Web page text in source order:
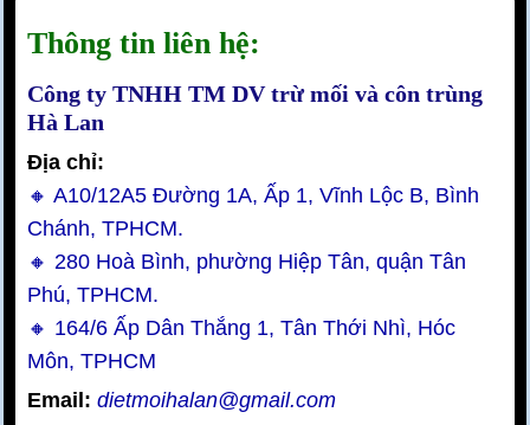
Thông tin liên hệ:
Công ty TNHH TM DV trừ mối và côn trùng
Hà Lan
Địa chỉ:
🔸 A10/12A5 Đường 1A, Ấp 1, Vĩnh Lộc B, Bình
Chánh, TPHCM.
🔸 280 Hoà Bình, phường Hiệp Tân, quận Tân
Phú, TPHCM.
🔸 164/6 Ấp Dân Thắng 1, Tân Thới Nhì, Hóc
Môn, TPHCM
Email: dietmoihalan@gmail.com